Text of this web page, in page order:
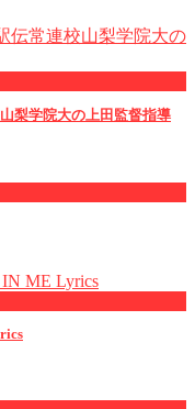
梨学院大の上田監督指導